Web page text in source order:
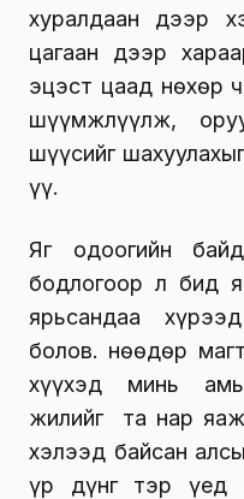
хуралдаан дээр
цагаан дээр
эцэст цаад нөхөр
шүүмжлүүлж,
шүүсийг
үү.
Яг одоогийн
бодлогоор л бид
ярьсандаа
болов. Өнөөдөр
хүүхэд минь
жилийг та нар
хэлээд байсан
үр дүнг тэр үед